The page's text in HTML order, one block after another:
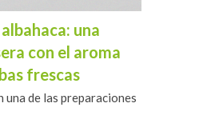
una
con el aroma
frescas
una de las preparaciones